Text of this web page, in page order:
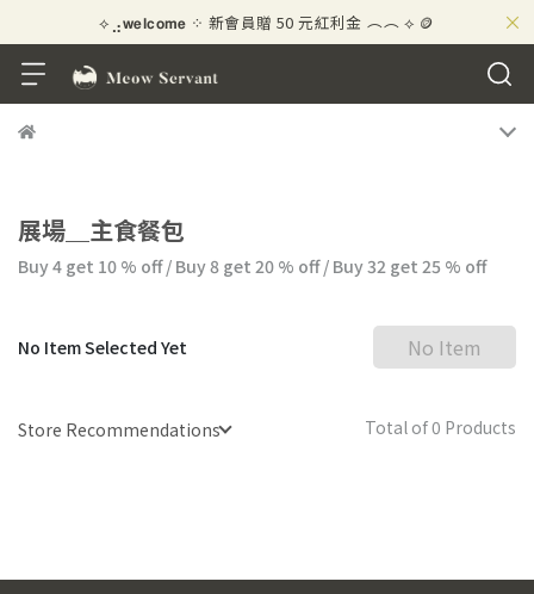
×
⟡⣠𝘄𝗲𝗹𝗰𝗼𝗺𝗲 ⁘ 新會員贈 50 元紅利金
⟡ 🪙
展場＿主食餐包
Buy 4 get 10 % off/ Buy 8 get 20 % off/ Buy 32 get 25 % off
No Item Selected Yet No Item
Store Recommendations Total of 0 Products